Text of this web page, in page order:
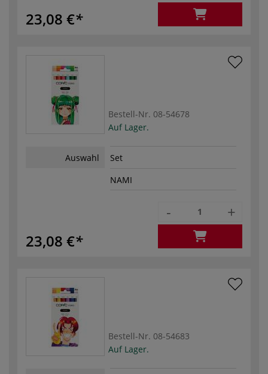
23,08 €
Bestell-Nr. 08-54678
Auf Lager.
Auswahl
Set
NAMI
23,08 €
- +
Bestell-Nr. 08-54683
Auf Lager.